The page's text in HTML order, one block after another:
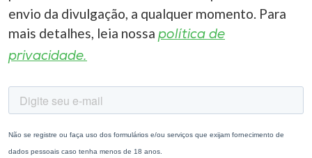
envio da divulgação, a qualquer momento. Para
mais detalhes, leia nossa política de
privacidade.